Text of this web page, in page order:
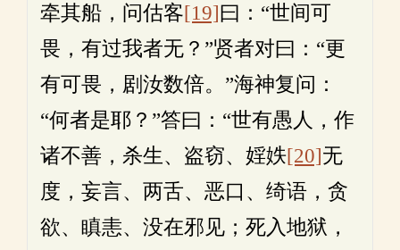
牵其船，问估客[19]曰：“世间可
畏，有过我者无？”贤者对曰：“更
有可畏，剧汝数倍。”海神复问：
“何者是耶？”答曰：“世有愚人，作
诸不善，杀生、盗窃、婬妷[20]无
度，妄言、两舌、恶口、绮语，贪
欲、瞋恚、没在邪见；死入地狱，